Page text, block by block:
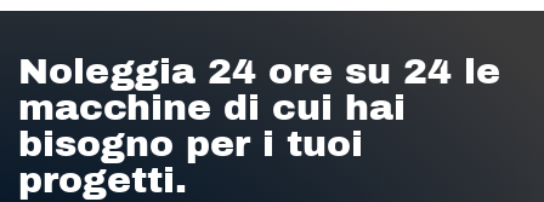
Noleggia 24 ore su 24 le
macchine di cui hai
bisogno per i tuoi
progetti.